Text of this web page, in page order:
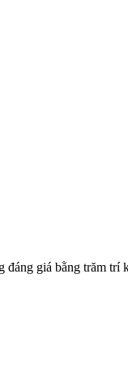
đáng giá bằng trăm trí